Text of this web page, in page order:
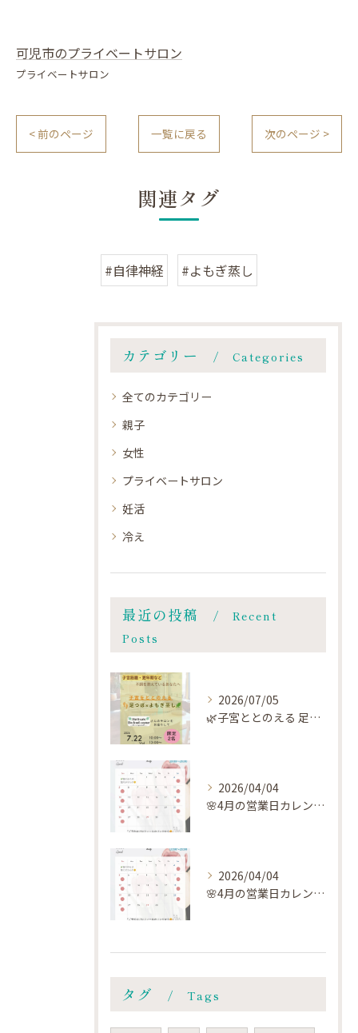
可児市のプライベートサロン
プライベートサロン
< 前のページ 一覧に戻る 次のページ >
関連タグ
#自律神経 #よもぎ蒸し
カテゴリー Categories
全てのカテゴリー
親子
女性
プライベートサロン
妊活
冷え
最近の投稿
Recent
Posts
2026/07/05
🌿子宮ととのえる 足つぼ×よもぎ蒸し🌿
2026/04/04
🌸4月の営業日カレンダー🗓️です🌸
2026/04/04
🌸4月の営業日カレンダー🗓️です🌸
タグ Tags